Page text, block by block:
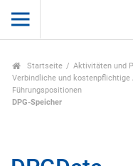
Startseite Aktivitäten und
Verbindliche und kostenpflichtige
Führungspositionen
DPG-Speicher